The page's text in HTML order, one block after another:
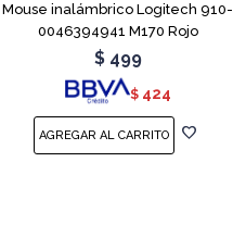
Mouse inalámbrico Logitech 910-
0046394941 M170 Rojo
$ 499
$ 424